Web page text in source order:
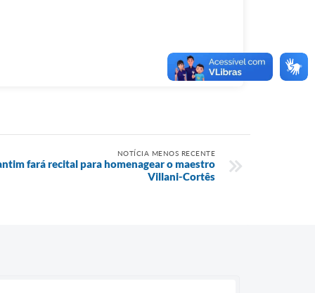
NOTÍCIA MENOS RECENTE
fará recital para homenagear o maestro
Villani-Cortês